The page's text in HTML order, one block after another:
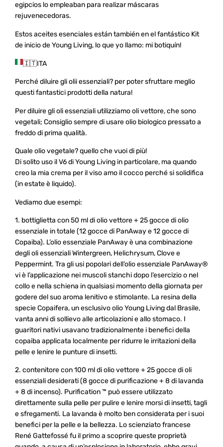
egipcios lo empleaban para realizar máscaras
rejuvenecedoras.
Estos aceites esenciales están también en el fantástico Kit
de inicio de Young Living, lo que yo llamo: mi botiquín!
🇮🇹️ITA
Perché diluire gli olii essenziali? per poter sfruttare meglio
questi fantastici prodotti della natura!
Per diluire gli oli essenziali utilizziamo oli vettore, che sono
vegetali; Consiglio sempre di usare olio biologico pressato a
freddo di prima qualità.
Quale olio vegetale? quello che vuoi di più!
Di solito uso il V6 di Young Living in particolare, ma quando
creo la mia crema per il viso amo il cocco perché si solidifica
(in estate è liquido).
Vediamo due esempi:
1. bottiglietta con 50 ml di olio vettore + 25 gocce di olio
essenziale in totale (12 gocce di PanAway e 12 gocce di
Copaiba). L’olio essenziale PanAway è una combinazione
degli oli essenziali Wintergreen, Helichrysum, Clove e
Peppermint. Tra gli usi popolari dell’olio essenziale PanAway®
vi è l’applicazione nei muscoli stanchi dopo l’esercizio o nel
collo e nella schiena in qualsiasi momento della giornata per
godere del suo aroma lenitivo e stimolante. La resina della
specie Copaifera, un esclusivo olio Young Living dal Brasile,
vanta anni di sollievo alle articolazioni e allo stomaco. I
guaritori nativi usavano tradizionalmente i benefici della
copaiba applicata localmente per ridurre le irritazioni della
pelle e lenire le punture di insetti.
2. contenitore con 100 ml di olio vettore + 25 gocce di oli
essenziali desiderati (8 gocce di purificazione + 8 di lavanda
+ 8 di incenso). Purification ™ può essere utilizzato
direttamente sulla pelle per pulire e lenire morsi di insetti, tagli
e sfregamenti. La lavanda è molto ben considerata per i suoi
benefici per la pelle e la bellezza. Lo scienziato francese
René Gattefossé fu il primo a scoprire queste proprietà